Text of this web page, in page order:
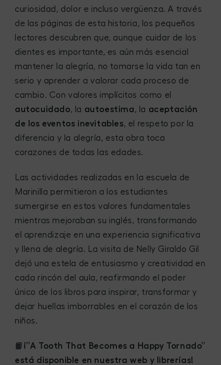
curiosidad, dolor e incluso vergüenza. A través
de las páginas de esta historia, los pequeños
lectores descubren que, aunque cuidar de los
dientes es importante, es aún más esencial
mantener la alegría, no tomarse la vida tan en
serio y aprender a valorar cada proceso de
cambio. Con valores implícitos como el
autocuidado, la autoestima , la aceptación
de los eventos inevitables, el respeto por la
diferencia y la alegría, esta obra toca
corazones de todas las edades.
Las actividades realizadas en la escuela de
Marinilla permitieron a los estudiantes
sumergirse en estos valores fundamentales
mientras mejoraban su inglés, transformando
el aprendizaje en una experiencia significativa
y llena de alegría. La visita de Nelly Giraldo Gil
dejó una estela de entusiasmo y creatividad en
cada rincón del aula, reafirmando el poder
único de los libros para inspirar, transformar y
dejar huellas imborrables en el corazón de los
niños.
📙 ¡”A Tooth That Becomes a Happy Tornado”
está disponible en nuestra web y librerías!